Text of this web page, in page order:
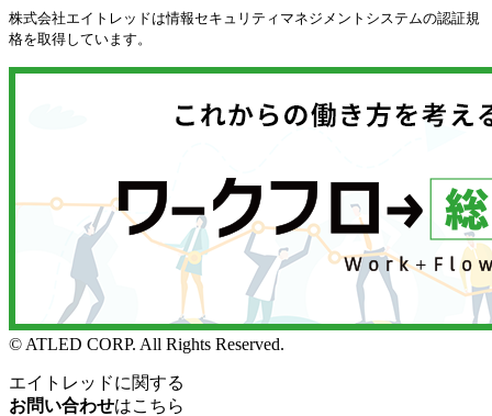
株式会社エイトレッドは情報セキュリティマネジメントシステムの認証規
格を取得しています。
© ATLED CORP. All Rights Reserved.
エイトレッドに関する
お問い合わせはこちら